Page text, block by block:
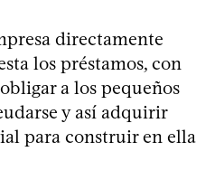
directamente
los préstamos, con
a los pequeños
y así adquirir
para construir en ella